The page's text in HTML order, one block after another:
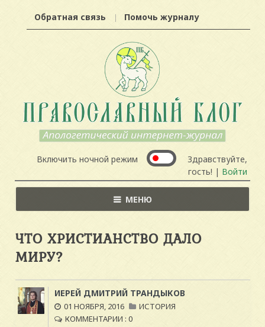
Обратная связь Помочь журналу
Включить ночной режим
Здравствуйте,
гость! | Войти
МЕНЮ
ЧТО ХРИСТИАНСТВО ДАЛО
МИРУ?
ИЕРЕЙ ДМИТРИЙ ТРАНДЫКОВ
01 НОЯБРЯ, 2016
ИСТОРИЯ
КОММЕНТАРИИ : 0